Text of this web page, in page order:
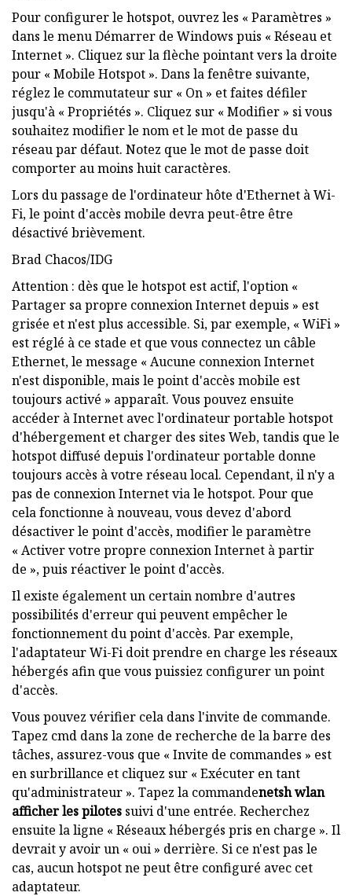
Pour configurer le hotspot, ouvrez les « Paramètres »
dans le menu Démarrer de Windows puis « Réseau et
Internet ». Cliquez sur la flèche pointant vers la droite
pour « Mobile Hotspot ». Dans la fenêtre suivante,
réglez le commutateur sur « On » et faites défiler
jusqu'à « Propriétés ». Cliquez sur « Modifier » si vous
souhaitez modifier le nom et le mot de passe du
réseau par défaut. Notez que le mot de passe doit
comporter au moins huit caractères.
Lors du passage de l'ordinateur hôte d'Ethernet à Wi-
Fi, le point d'accès mobile devra peut-être être
désactivé brièvement.
Brad Chacos/IDG
Attention : dès que le hotspot est actif, l'option «
Partager sa propre connexion Internet depuis » est
grisée et n'est plus accessible. Si, par exemple, « WiFi »
est réglé à ce stade et que vous connectez un câble
Ethernet, le message « Aucune connexion Internet
n'est disponible, mais le point d'accès mobile est
toujours activé » apparaît. Vous pouvez ensuite
accéder à Internet avec l'ordinateur portable hotspot
d'hébergement et charger des sites Web, tandis que le
hotspot diffusé depuis l'ordinateur portable donne
toujours accès à votre réseau local. Cependant, il n'y a
pas de connexion Internet via le hotspot. Pour que
cela fonctionne à nouveau, vous devez d'abord
désactiver le point d'accès, modifier le paramètre
« Activer votre propre connexion Internet à partir
de », puis réactiver le point d'accès.
Il existe également un certain nombre d'autres
possibilités d'erreur qui peuvent empêcher le
fonctionnement du point d'accès. Par exemple,
l'adaptateur Wi-Fi doit prendre en charge les réseaux
hébergés afin que vous puissiez configurer un point
d'accès.
Vous pouvez vérifier cela dans l'invite de commande.
Tapez cmd dans la zone de recherche de la barre des
tâches, assurez-vous que « Invite de commandes » est
en surbrillance et cliquez sur « Exécuter en tant
qu'administrateur ». Tapez la commandenetsh wlan
afficher les pilotes suivi d'une entrée. Recherchez
ensuite la ligne « Réseaux hébergés pris en charge ». Il
devrait y avoir un « oui » derrière. Si ce n'est pas le
cas, aucun hotspot ne peut être configuré avec cet
adaptateur.